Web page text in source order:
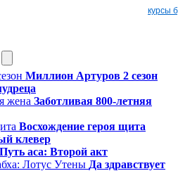
курсы
Миллион Артуров 2 сезон
Заботливая 800-летняя
Восхождение героя щита
клевер
Путь аса: Второй акт
Да здравствует